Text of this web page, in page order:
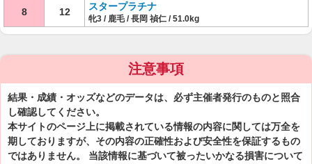
8 12 スタープラチナ
牝3 / 鹿毛 / 長岡 禎仁 / 51.0kg
注意事項
結果・成績・オッズなどのデータは、必ず主催者発行のものと照合
し確認してください。
本サイトのページ上に掲載されている情報の内容に関しては万全を
期しておりますが、その内容の正確性および安全性を保証するもの
ではありません。 当該情報に基づいて被ったいかなる損害について